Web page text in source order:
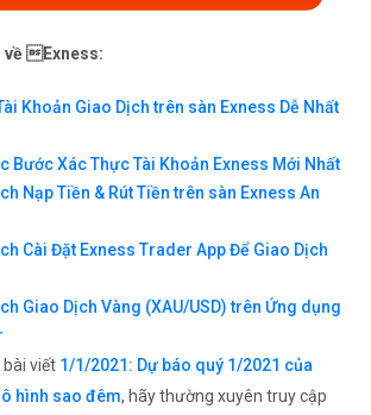
về Exness:
Khoản Giao Dịch trên sàn Exness Dễ Nhất
Bước Xác Thực Tài Khoản Exness Mới Nhất
Nạp Tiền & Rút Tiền trên sàn Exness An
Cài Đặt Exness Trader App Để Giao Dịch
Giao Dịch Vàng (XAU/USD) trên Ứng dụng
viết 1/1/2021: Dự báo quý 1/2021 của
hình sao đêm, hãy thường xuyên truy cập